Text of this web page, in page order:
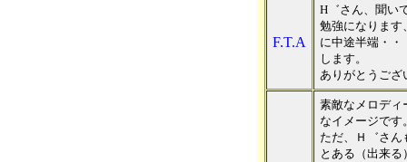
F.T.A
H゛さん、聞い
勉強になります
に中途半端・・
します。
ありがとうござ
素敵なメロディ
なイメージです
ただ、Ｈ゛さ
とある（出来